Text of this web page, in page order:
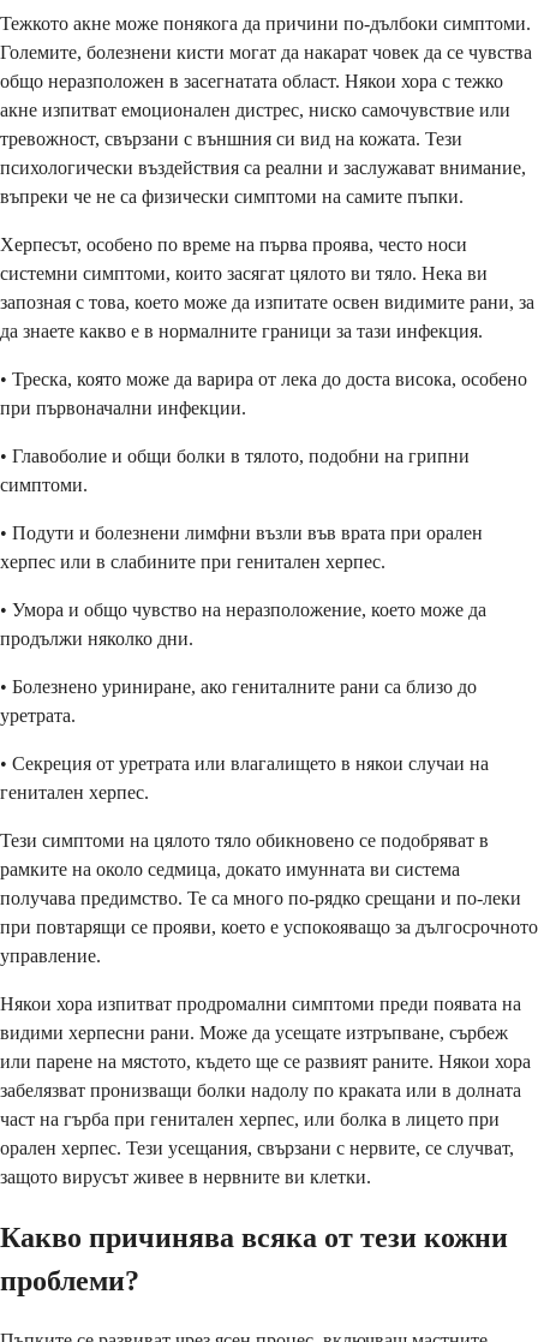
Тежкото акне може понякога да причини по-дълбоки симптоми.
Големите, болезнени кисти могат да накарат човек да се чувства
общо неразположен в засегнатата област. Някои хора с тежко
акне изпитват емоционален дистрес, ниско самочувствие или
тревожност, свързани с външния си вид на кожата. Тези
психологически въздействия са реални и заслужават внимание,
въпреки че не са физически симптоми на самите пъпки.
Херпесът, особено по време на първа проява, често носи
системни симптоми, които засягат цялото ви тяло. Нека ви
запозная с това, което може да изпитате освен видимите рани, за
да знаете какво е в нормалните граници за тази инфекция.
• Треска, която може да варира от лека до доста висока, особено
при първоначални инфекции.
• Главоболие и общи болки в тялото, подобни на грипни
симптоми.
• Подути и болезнени лимфни възли във врата при орален
херпес или в слабините при генитален херпес.
• Умора и общо чувство на неразположение, което може да
продължи няколко дни.
• Болезнено уриниране, ако гениталните рани са близо до
уретрата.
• Секреция от уретрата или влагалището в някои случаи на
генитален херпес.
Тези симптоми на цялото тяло обикновено се подобряват в
рамките на около седмица, докато имунната ви система
получава предимство. Те са много по-рядко срещани и по-леки
при повтарящи се прояви, което е успокояващо за дългосрочното
управление.
Някои хора изпитват продромални симптоми преди появата на
видими херпесни рани. Може да усещате изтръпване, сърбеж
или парене на мястото, където ще се развият раните. Някои хора
забелязват пронизващи болки надолу по краката или в долната
част на гърба при генитален херпес, или болка в лицето при
орален херпес. Тези усещания, свързани с нервите, се случват,
защото вирусът живее в нервните ви клетки.
Какво причинява всяка от тези кожни
проблеми?